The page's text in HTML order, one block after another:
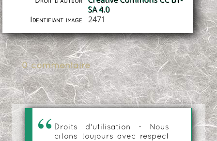
SA 4.0
Identifiant image 2471
0 commentaire
Droits d'utilisation - Nous
citons toujours avec respect